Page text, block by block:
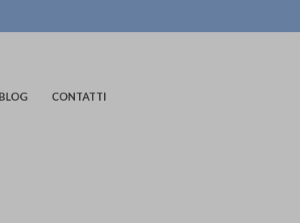
BLOG CONTATTI